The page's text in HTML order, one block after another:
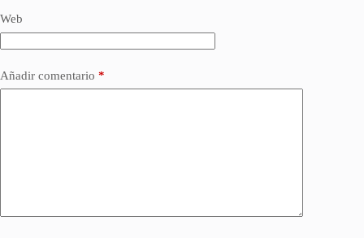
Web
Añadir comentario *